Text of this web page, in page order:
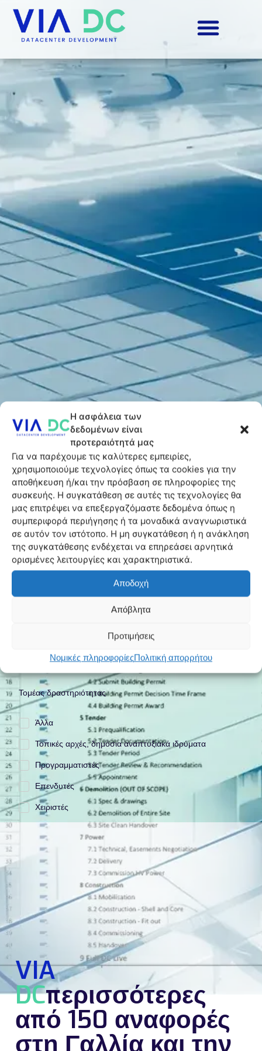
Η ασφάλεια των
δεδομένων είναι
προτεραιότητά μας
Για να παρέχουμε τις καλύτερες εμπειρίες,
χρησιμοποιούμε τεχνολογίες όπως τα cookies για την
αποθήκευση ή/και την πρόσβαση σε πληροφορίες της
συσκευής. Η συγκατάθεση σε αυτές τις τεχνολογίες θα
μας επιτρέψει να επεξεργαζόμαστε δεδομένα όπως η
συμπεριφορά περιήγησης ή τα μοναδικά αναγνωριστικά
σε αυτόν τον ιστότοπο. Η μη συγκατάθεση ή η ανάκληση
της συγκατάθεσης ενδέχεται να επηρεάσει αρνητικά
ορισμένες λειτουργίες και χαρακτηριστικά.
Αποδοχή
Απόβλητα
Προτιμήσεις
Νομικές πληροφορίεςΠολιτική απορρήτου
Τομέας δραστηριότητας
Άλλα
Τοπικές αρχές, δημόσια αναπτυξιακά ιδρύματα
Προγραμματιστές
Επενδυτές
Χειριστές
VIA
DCπερισσότερες
από 150 αναφορές